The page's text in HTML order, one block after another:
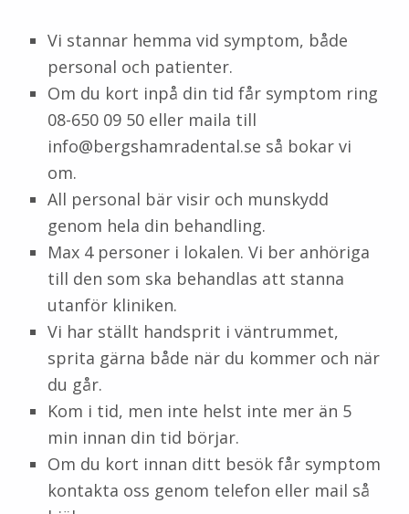
Vi stannar hemma vid symptom, både
personal och patienter.
Om du kort inpå din tid får symptom ring
08-650 09 50 eller maila till
info@bergshamradental.se så bokar vi
om.
All personal bär visir och munskydd
genom hela din behandling.
Max 4 personer i lokalen. Vi ber anhöriga
till den som ska behandlas att stanna
utanför kliniken.
Vi har ställt handsprit i väntrummet,
sprita gärna både när du kommer och när
du går.
Kom i tid, men inte helst inte mer än 5
min innan din tid börjar.
Om du kort innan ditt besök får symptom
kontakta oss genom telefon eller mail så